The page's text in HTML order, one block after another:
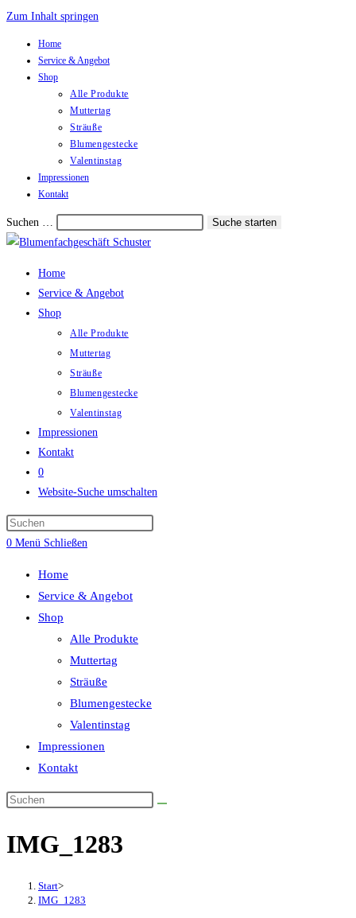
Zum Inhalt springen
Home
Service & Angebot
Shop
Alle Produkte
Muttertag
Sträuße
Blumengestecke
Valentinstag
Impressionen
Kontakt
Suchen … Suche starten
Home
Service & Angebot
Shop
Alle Produkte
Muttertag
Sträuße
Blumengestecke
Valentinstag
Impressionen
Kontakt
0
Website-Suche umschalten
0 Menü Schließen
Home
Service & Angebot
Shop
Alle Produkte
Muttertag
Sträuße
Blumengestecke
Valentinstag
Impressionen
Kontakt
IMG_1283
Start>
IMG_1283